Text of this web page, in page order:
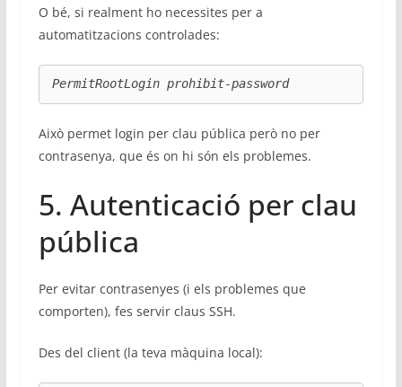
O bé, si realment ho necessites per a
automatitzacions controlades:
PermitRootLogin prohibit-password
Això permet login per clau pública però no per
contrasenya, que és on hi són els problemes.
5. Autenticació per clau
pública
Per evitar contrasenyes (i els problemes que
comporten), fes servir claus SSH.
Des del client (la teva màquina local):